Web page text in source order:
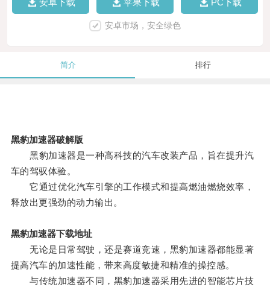
安卓下载 苹果下载 PC下载
安卓市场，安全绿色
简介 排行
黑豹加速器破解版
黑豹加速器是一种高科技的汽车改装产品，旨在提升汽
车的驾驭体验。
它通过优化汽车引擎的工作模式和提高燃油燃烧效率，
释放出更强劲的动力输出。
黑豹加速器下载地址
无论是日常驾驶，还是赛道竞速，黑豹加速器都能显著
提高汽车的加速性能，带来高度敏捷和精准的操控感。
与传统加速器不同，黑豹加速器采用先进的智能芯片技